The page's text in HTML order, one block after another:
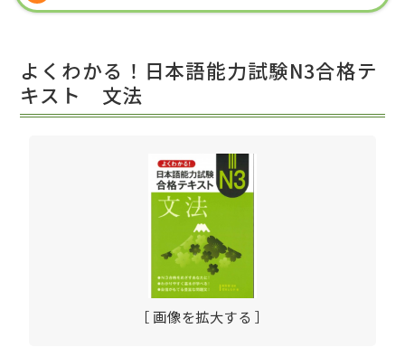
教師用参考書
よくわかる！日本語能力試験N3合格テ
キスト 文法
［ 画像を拡大する ］